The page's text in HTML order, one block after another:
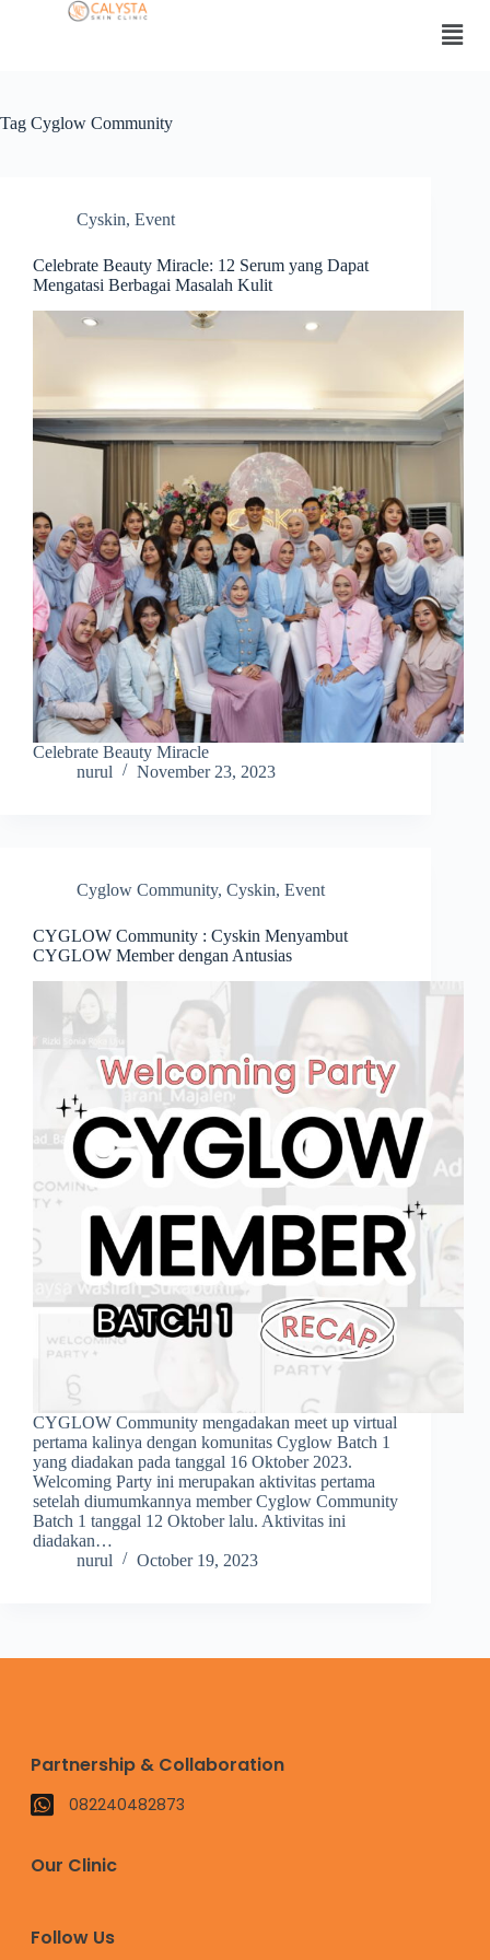
Tag Cyglow Community
Cyskin, Event
Celebrate Beauty Miracle: 12 Serum yang Dapat
Mengatasi Berbagai Masalah Kulit
Celebrate Beauty Miracle
nurul
November 23, 2023
Cyglow Community, Cyskin, Event
CYGLOW Community : Cyskin Menyambut
CYGLOW Member dengan Antusias
CYGLOW Community mengadakan meet up virtual
pertama kalinya dengan komunitas Cyglow Batch 1
yang diadakan pada tanggal 16 Oktober 2023.
Welcoming Party ini merupakan aktivitas pertama
setelah diumumkannya member Cyglow Community
Batch 1 tanggal 12 Oktober lalu. Aktivitas ini
diadakan…
nurul
October 19, 2023
Partnership & Collaboration
082240482873
Our Clinic
Follow Us